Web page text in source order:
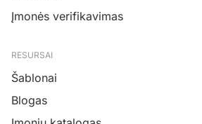
Įmonės verifikavimas
RESURSAI
Šablonai
Blogas